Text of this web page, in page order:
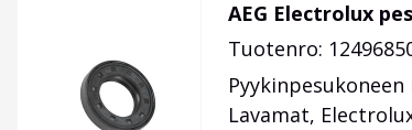
AEG Electrolux
Tuotenro:
Lavamat,